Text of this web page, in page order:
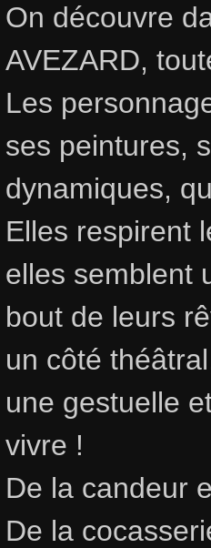
On découvre
AVEZARD,
Les
ses peintures,
dynamiques,
Elles respirent
elles semblent
bout de leurs
un côté
une gestuelle
vivre !
De la candeur
De la